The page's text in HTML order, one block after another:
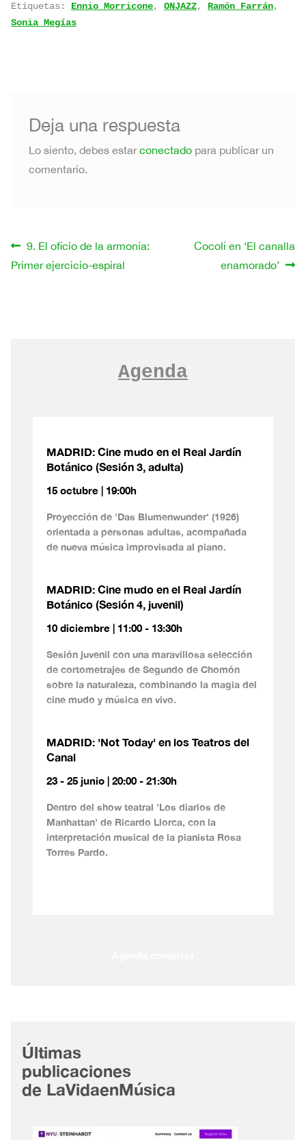
Etiquetas: Ennio Morricone, ONJAZZ, Ramón Farrán,
Sonia Megías
Deja una respuesta
Lo siento, debes estarconectadopara publicar un
comentario.
Navegación
de
Anterior:
9. El oficio de la armonía:
Primer ejercicio-espiral
Siguiente:
Cocolí en ‘El canalla
enamorado’
Agenda
MADRID: Cine mudo en el Real Jardín
Botánico (Sesión 3, adulta)
15 octubre | 19:00h
Proyección de 'Das Blumenwunder' (1926)
orientada a personas adultas, acompañada
de nueva música improvisada al piano.
MADRID: Cine mudo en el Real Jardín
Botánico (Sesión 4, juvenil)
10 diciembre | 11:00 - 13:30h
Sesión juvenil con una maravillosa selección
de cortometrajes de Segundo de Chomón
sobre la naturaleza, combinando la magia del
cine mudo y música en vivo.
MADRID: 'Not Today' en los Teatros del
Canal
23 - 25 junio | 20:00 - 21:30h
Dentro del show teatral 'Los diarios de
Manhattan' de Ricardo Llorca, con la
interpretación musical de la pianista Rosa
Torres Pardo.
Últimas
publicaciones
de LaVidaenMúsica